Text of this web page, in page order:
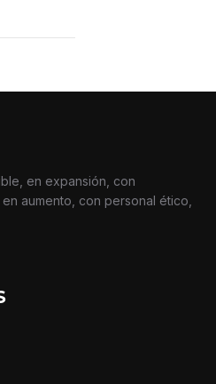
en expansión, con
aumento, con personal ético,